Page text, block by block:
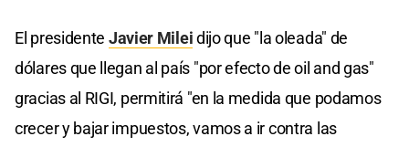
El presidente Javier Mileidijo que "la oleada" de
dólares que llegan al país "por efecto de oil and gas"
gracias al RIGI, permitirá "en la medida que podamos
crecer y bajar impuestos, vamos a ir contra las